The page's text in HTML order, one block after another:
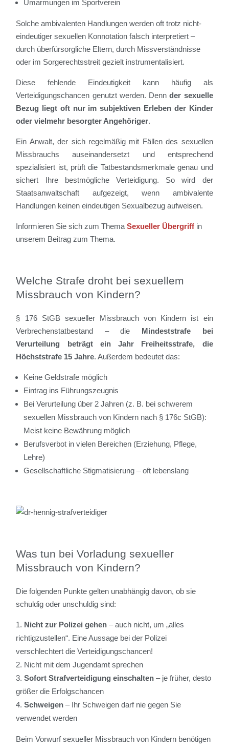
Umarmungen im Sportverein
Solche ambivalenten Handlungen werden oft trotz nicht-
eindeutiger sexuellen Konnotation falsch interpretiert –
durch überfürsorgliche Eltern, durch Missverständnisse
oder im Sorgerechtsstreit gezielt instrumentalisiert.
Diese fehlende Eindeutigkeit kann häufig als
Verteidigungschancen genutzt werden. Dennder sexuelle
Bezug liegt oft nur im subjektiven Erleben der Kinder
oder vielmehr besorgter Angehöriger.
Ein Anwalt, der sich regelmäßig mit Fällen des sexuellen
Missbrauchs auseinandersetzt und entsprechend
spezialisiert ist, prüft die Tatbestandsmerkmale genau und
sichert Ihre bestmögliche Verteidigung. So wird der
Staatsanwaltschaft aufgezeigt, wenn ambivalente
Handlungen keinen eindeutigen Sexualbezug aufweisen.
Informieren Sie sich zum ThemaSexueller Übergriff in
unserem Beitrag zum Thema.
Welche Strafe droht bei sexuellem
Missbrauch von Kindern?
§ 176 StGB sexueller Missbrauch von Kindern ist ein
Verbrechenstatbestand – die Mindeststrafe bei
Verurteilung beträgt ein Jahr Freiheitsstrafe, die
Höchststrafe 15 Jahre. Außerdem bedeutet das:
Keine Geldstrafe möglich
Eintrag ins Führungszeugnis
Bei Verurteilung über 2 Jahren (z. B. bei schwerem
sexuellen Missbrauch von Kindern nach § 176c StGB):
Meist keine Bewährung möglich
Berufsverbot in vielen Bereichen (Erziehung, Pflege,
Lehre)
Gesellschaftliche Stigmatisierung – oft lebenslang
Was tun bei Vorladung sexueller
Missbrauch von Kindern?
Die folgenden Punkte gelten unabhängig davon, ob sie
schuldig oder unschuldig sind:
Nicht zur Polizei gehen – auch nicht, um „alles
richtigzustellen“. Eine Aussage bei der Polizei
verschlechtert die Verteidigungschancen!
Nicht mit dem Jugendamt sprechen
Sofort Strafverteidigung einschalten – je früher, desto
größer die Erfolgschancen
Schweigen – Ihr Schweigen darf nie gegen Sie
verwendet werden
Beim Vorwurf sexueller Missbrauch von Kindern benötigen